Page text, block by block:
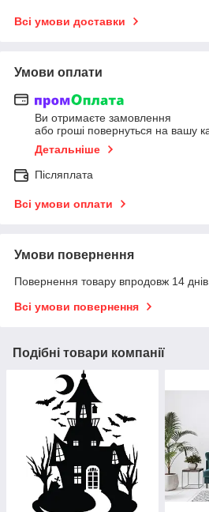
Всі умови доставки
Умови оплати
Ви отримаєте замовлення
або гроші повернуться на вашу
Детальніше
Післяплата
Всі умови оплати
Умови повернення
Повернення товару впродовж 14
Всі умови повернення
Подібні товари компанії